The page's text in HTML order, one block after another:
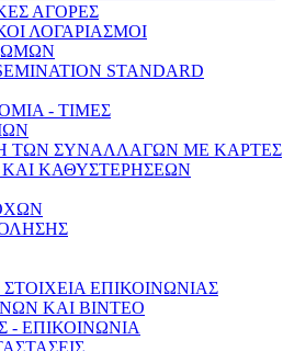
ΑΓΟΡΕΣ
ΛΟΓΑΡΙΑΣΜΟΙ
STANDARD
- ΤΙΜΕΣ
ΤΩΝ ΣΥΝΑΛΛΑΓΩΝ ΜΕ ΚΑΡΤΕΣ
ΚΑΘΥΣΤΕΡΗΣΕΩΝ
ΕΠΙΚΟΙΝΩΝΙΑΣ
ΚΑΙ ΒΙΝΤΕΟ
- ΕΠΙΚΟΙΝΩΝΙΑ